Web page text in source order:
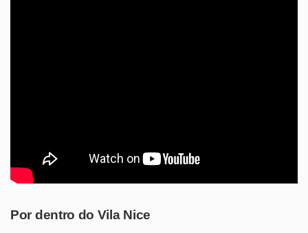
Por dentro do Vila Nice